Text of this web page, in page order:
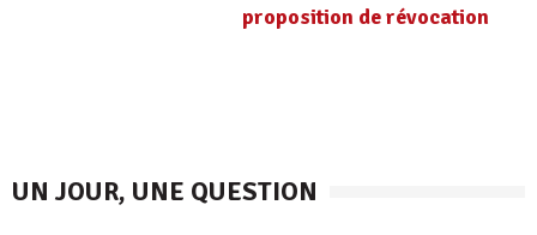
proposition de révocation
UN JOUR, UNE QUESTION